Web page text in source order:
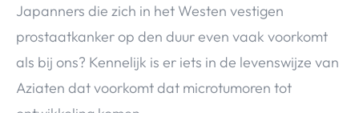
Japanners die zich in het Westen vestigen
prostaatkanker op den duur even vaak voorkomt
als bij ons? Kennelijk is er iets in de levenswijze van
Aziaten dat voorkomt dat microtumoren tot